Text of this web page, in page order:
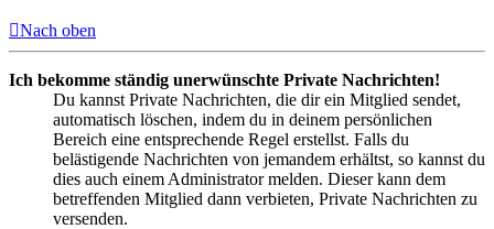
Nach oben
Ich bekomme ständig unerwünschte Private Nachrichten!
Du kannst Private Nachrichten, die dir ein Mitglied sendet,
automatisch löschen, indem du in deinem persönlichen
Bereich eine entsprechende Regel erstellst. Falls du
belästigende Nachrichten von jemandem erhältst, so kannst du
dies auch einem Administrator melden. Dieser kann dem
betreffenden Mitglied dann verbieten, Private Nachrichten zu
versenden.